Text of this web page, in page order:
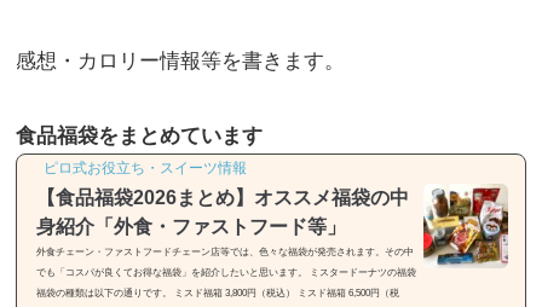
感想・カロリー情報等を書きます。
食品福袋をまとめています
ピロ式お役立ち・スイーツ情報
【食品福袋2026まとめ】オススメ福袋の中
身紹介「外食・ファストフード等」
外食チェーン・ファストフードチェーン店等では、色々な福袋が発売されます。その中
でも「コスパが良くてお得な福袋」を紹介したいと思います。 ミスタードーナツの福袋
福袋の種類は以下の通りです。 ミスド福箱 3,800円（税込） ミスド福箱 6,500円（税